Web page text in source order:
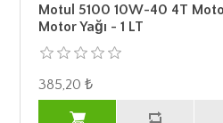
Motul 5100 10W-40 4T
Motor Yağı - 1 LT
385,20 ₺